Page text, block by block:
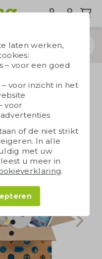
en
laten werken,
– voor een goed
voor inzicht in het
voor
of de niet strikt
In alle
met uw
u meer in
.